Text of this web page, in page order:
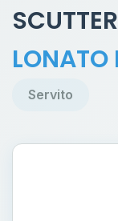
LONATO
Servito